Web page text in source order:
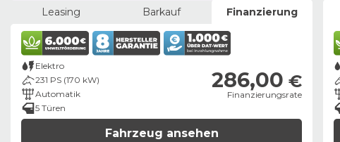
Leasing Barkauf Finanzierung
Elektro
231 PS (170 kW)
Automatik
5 Türen
286,00 €
Finanzierungsrate
Fahrzeug ansehen